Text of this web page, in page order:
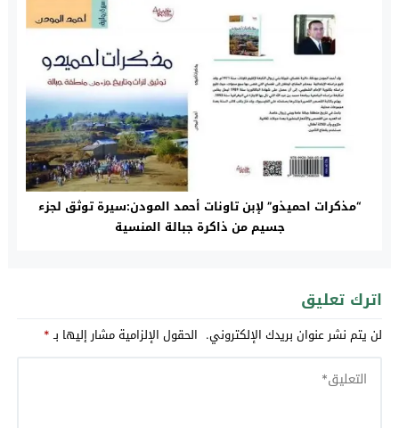
“مذكرات احميذو” لإبن تاونات أحمد المودن:سيرة توثق لجزء
جسيم من ذاكرة جبالة المنسية
اترك تعليق
لن يتم نشر عنوان بريدك الإلكتروني. الحقول الإلزامية مشار إليها بـ*